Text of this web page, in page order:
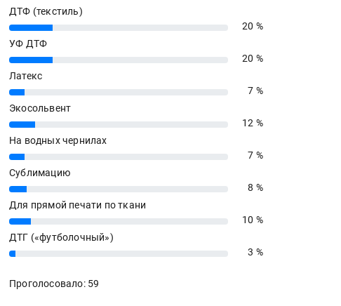
ДТФ (текстиль)
20%
20 %
УФ ДТФ
20%
20 %
Латекс
7%
7 %
Экосольвент
12%
12 %
На водных чернилах
7%
7 %
Сублимацию
8%
8 %
Для прямой печати по ткани
10%
10 %
ДТГ («футболочный»)
3% 3 %
Проголосовало: 59